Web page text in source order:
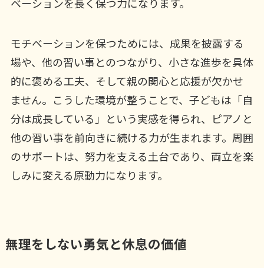
ベーションを長く保つ力になります。
モチベーションを保つためには、成果を披露する
場や、他の習い事とのつながり、小さな進歩を具体
的に褒める工夫、そして親の関心と応援が欠かせ
ません。こうした環境が整うことで、子どもは「自
分は成長している」という実感を得られ、ピアノと
他の習い事を前向きに続ける力が生まれます。周囲
のサポートは、努力を支える土台であり、両立を楽
しみに変える原動力になります。
無理をしない勇気と休息の価値